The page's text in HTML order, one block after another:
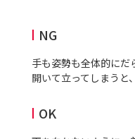
NG
手も姿勢も全体的にだ
開いて立ってしまうと
OK